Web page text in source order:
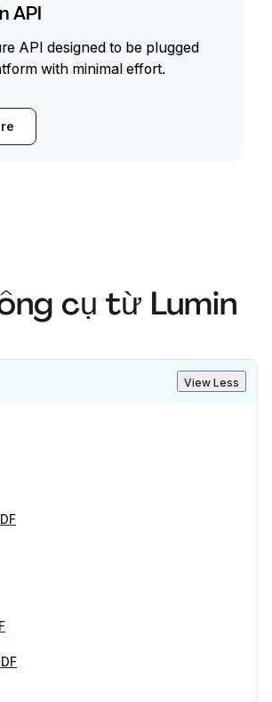
API
API designed to be plugged
with minimal effort.
cụ từ Lumin
View Less